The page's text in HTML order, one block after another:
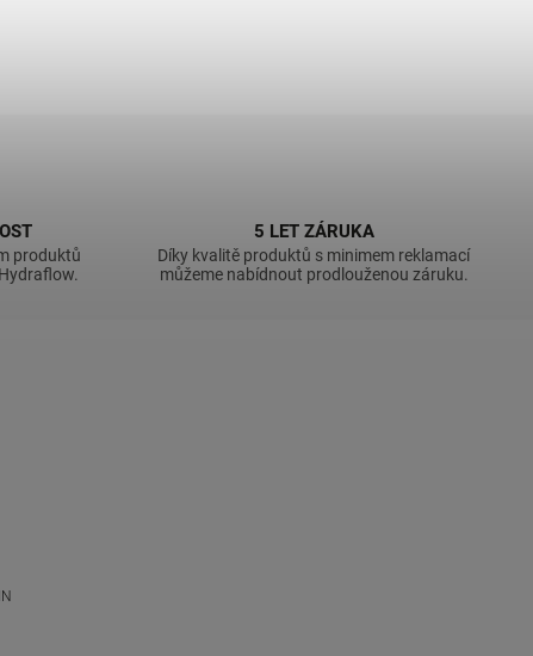
produktů
5 LET ZÁRUKA
Díky kvalitě produktů s minimem reklamací
můžeme nabídnout prodlouženou záruku.